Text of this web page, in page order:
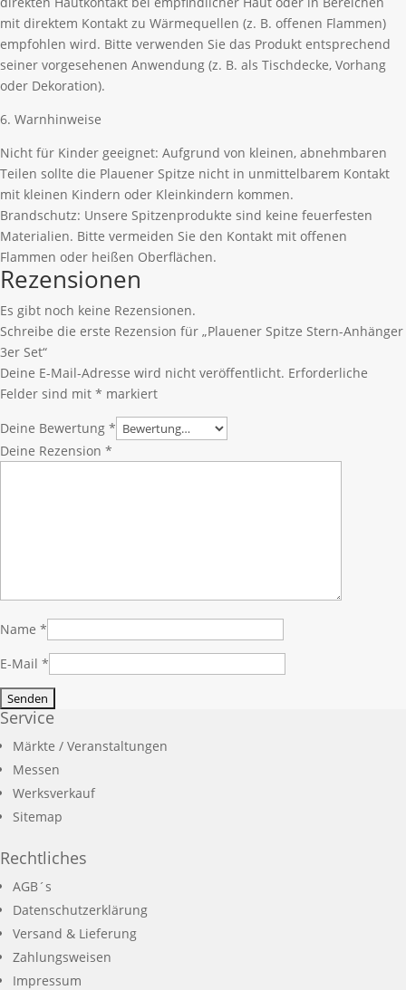
mit direktem Kontakt zu Wärmequellen (z. B. offenen Flammen)
empfohlen wird. Bitte verwenden Sie das Produkt entsprechend
seiner vorgesehenen Anwendung (z. B. als Tischdecke, Vorhang
oder Dekoration).
6. Warnhinweise
Nicht für Kinder geeignet: Aufgrund von kleinen, abnehmbaren
Teilen sollte die Plauener Spitze nicht in unmittelbarem Kontakt
mit kleinen Kindern oder Kleinkindern kommen.
Brandschutz: Unsere Spitzenprodukte sind keine feuerfesten
Materialien. Bitte vermeiden Sie den Kontakt mit offenen
Flammen oder heißen Oberflächen.
Rezensionen
Es gibt noch keine Rezensionen.
Schreibe die erste Rezension für „Plauener Spitze Stern-Anhänger
3er Set“
Deine E-Mail-Adresse wird nicht veröffentlicht. Erforderliche
Felder sind mit * markiert
Deine Bewertung *
Deine Rezension *
Name *
E-Mail *
Service
Märkte / Veranstaltungen
Messen
Werksverkauf
Sitemap
Rechtliches
AGB´s
Datenschutzerklärung
Versand & Lieferung
Zahlungsweisen
Impressum